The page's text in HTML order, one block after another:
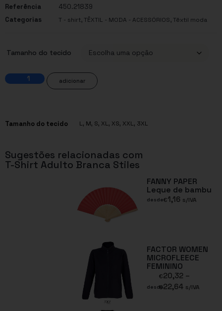
Referência
450.21839
Categorias
T - shirt,TÊXTIL - MODA - ACESSÓRIOS,Têxtil moda
Tamanho do tecido
adicionar
Tamanho do tecido L, M, S, XL, XS, XXL, 3XL
Sugestões relacionadas com
T-Shirt Adulto Branca Stiles
FANNY PAPER
Leque de bambu
desde€1,16 s/IVA
FACTOR WOMEN
MICROFLEECE
FEMININO
desde
€20,32 –
€22,64 s/IVA